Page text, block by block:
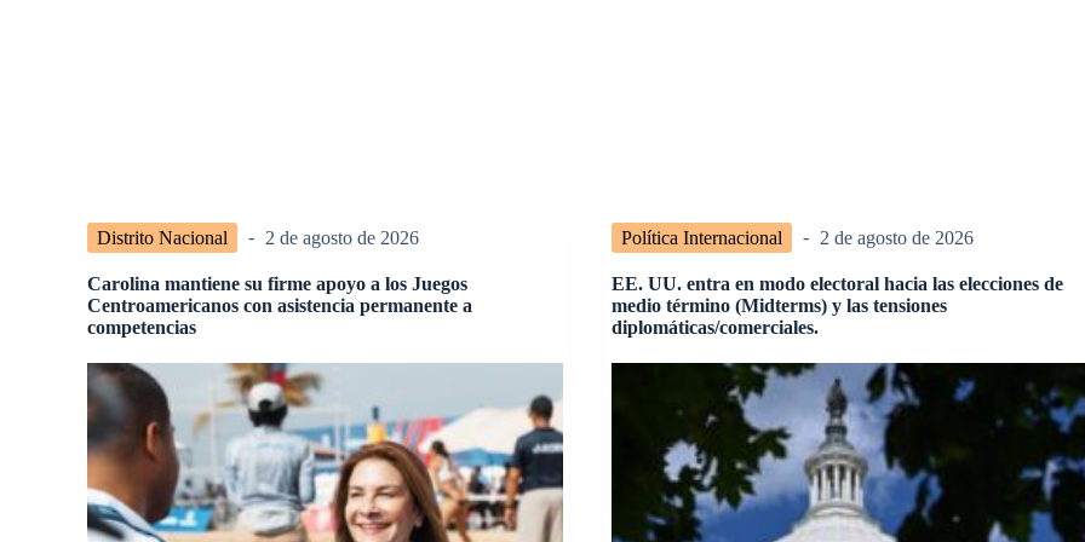
Distrito Nacional 2 de agosto de 2026
Carolina mantiene su firme apoyo a los Juegos
Centroamericanos con asistencia permanente a
competencias
Política Internacional 2 de agosto de 2026
EE. UU. entra en modo electoral hacia las elecciones de
medio término (Midterms) y las tensiones
diplomáticas/comerciales.